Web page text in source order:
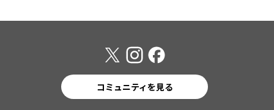
コミュニティを見る